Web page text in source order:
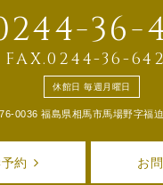
36-
FAX.0244-36-
休館日 毎週月曜日
0036 福島県相馬市馬場野字福
約 お